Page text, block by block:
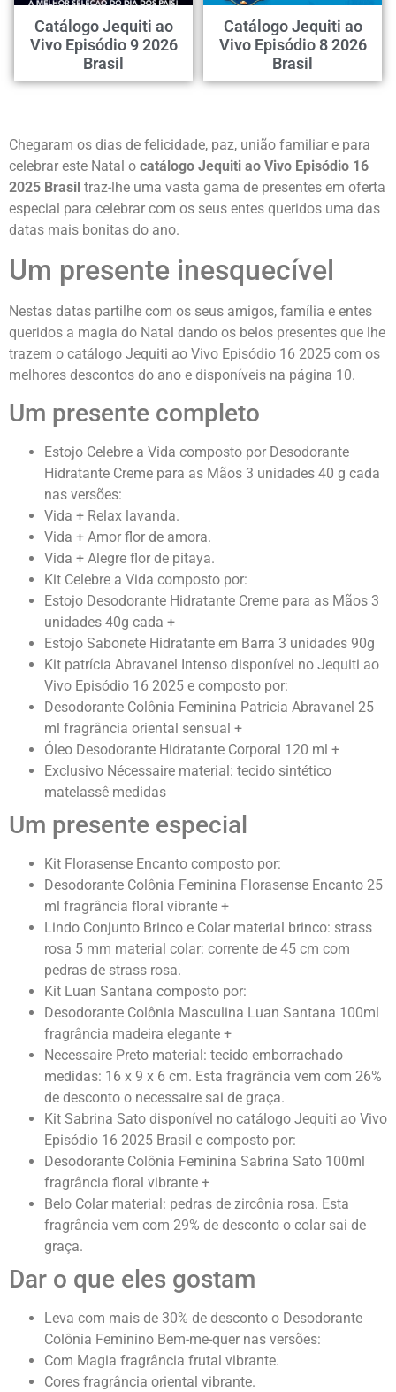
Catálogo Jequiti ao
Vivo Episódio 9 2026
Brasil
Catálogo Jequiti ao
Vivo Episódio 8 2026
Brasil
Chegaram os dias de felicidade, paz, união familiar e para
celebrar este Natal o catálogo Jequiti ao Vivo Episódio 16
2025 Brasil traz-lhe uma vasta gama de presentes em oferta
especial para celebrar com os seus entes queridos uma das
datas mais bonitas do ano.
Um presente inesquecível
Nestas datas partilhe com os seus amigos, família e entes
queridos a magia do Natal dando os belos presentes que lhe
trazem o catálogo Jequiti ao Vivo Episódio 16 2025 com os
melhores descontos do ano e disponíveis na página 10.
Um presente completo
Estojo Celebre a Vida composto por Desodorante
Hidratante Creme para as Mãos 3 unidades 40 g cada
nas versões:
Vida + Relax lavanda.
Vida + Amor flor de amora.
Vida + Alegre flor de pitaya.
Kit Celebre a Vida composto por:
Estojo Desodorante Hidratante Creme para as Mãos 3
unidades 40g cada +
Estojo Sabonete Hidratante em Barra 3 unidades 90g
Kit patrícia Abravanel Intenso disponível no Jequiti ao
Vivo Episódio 16 2025 e composto por:
Desodorante Colônia Feminina Patricia Abravanel 25
ml fragrância oriental sensual +
Óleo Desodorante Hidratante Corporal 120 ml +
Exclusivo Nécessaire material: tecido sintético
matelassê medidas
Um presente especial
Kit Florasense Encanto composto por:
Desodorante Colônia Feminina Florasense Encanto 25
ml fragrância floral vibrante +
Lindo Conjunto Brinco e Colar material brinco: strass
rosa 5 mm material colar: corrente de 45 cm com
pedras de strass rosa.
Kit Luan Santana composto por:
Desodorante Colônia Masculina Luan Santana 100ml
fragrância madeira elegante +
Necessaire Preto material: tecido emborrachado
medidas: 16 x 9 x 6 cm. Esta fragrância vem com 26%
de desconto o necessaire sai de graça.
Kit Sabrina Sato disponível no catálogo Jequiti ao Vivo
Episódio 16 2025 Brasil e composto por:
Desodorante Colônia Feminina Sabrina Sato 100ml
fragrância floral vibrante +
Belo Colar material: pedras de zircônia rosa. Esta
fragrância vem com 29% de desconto o colar sai de
graça.
Dar o que eles gostam
Leva com mais de 30% de desconto o Desodorante
Colônia Feminino Bem-me-quer nas versões:
Com Magia fragrância frutal vibrante.
Cores fragrância oriental vibrante.